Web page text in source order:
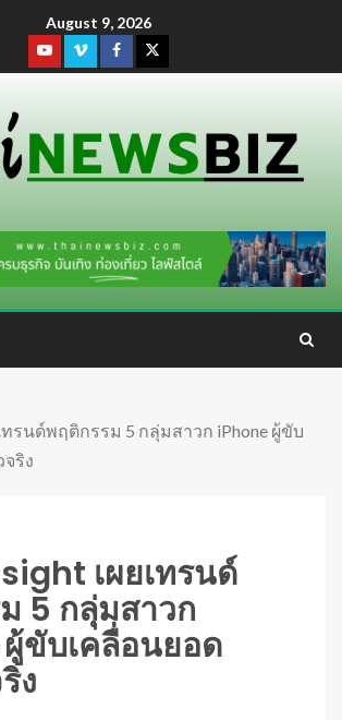
August 9, 2026
ทรนด์พฤติกรรม 5 กลุ่มสาวก iPhone ผู้ขับ
ริง
เผยเทรนด์
5 กลุ่มสาวก
ขับเคลื่อนยอด
ง